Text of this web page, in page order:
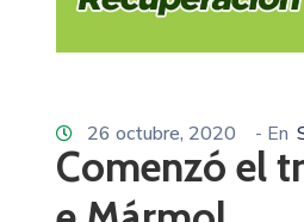
26 octubre, 2020 - En
Comenzó el